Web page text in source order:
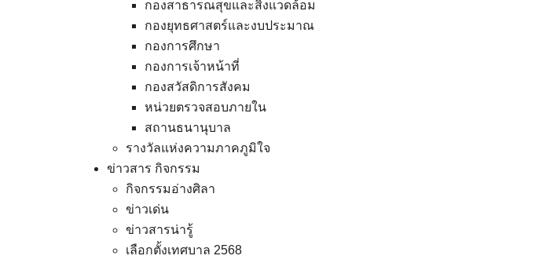
กองสาธารณสุขและสิ่งแวดล้อม
กองยุทธศาสตร์และงบประมาณ
กองการศึกษา
กองการเจ้าหน้าที่
กองสวัสดิการสังคม
หน่วยตรวจสอบภายใน
สถานธนานุบาล
รางวัลแห่งความภาคภูมิใจ
ข่าวสาร กิจกรรม
กิจกรรมอ่างศิลา
ข่าวเด่น
ข่าวสารน่ารู้
เลือกตั้งเทศบาล 2568